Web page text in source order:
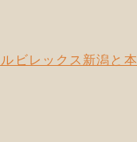
ビレックス新潟と本